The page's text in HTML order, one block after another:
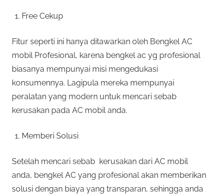
Free Cekup
Fitur seperti ini hanya ditawarkan oleh Bengkel AC
mobil Profesional, karena bengkel ac yg profesional
biasanya mempunyai misi mengedukasi
konsumennya. Lagipula mereka mempunyai
peralatan yang modern untuk mencari sebab
kerusakan pada AC mobil anda.
Memberi Solusi
Setelah mencari sebab kerusakan dari AC mobil
anda, bengkel AC yang profesional akan memberikan
solusi dengan biaya yang transparan, sehingga anda